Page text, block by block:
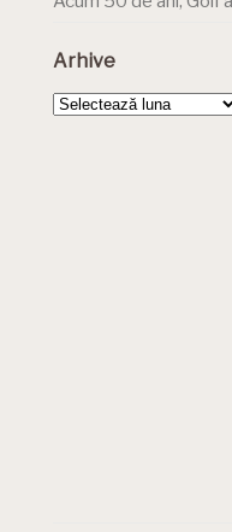
Arhive
Arhive